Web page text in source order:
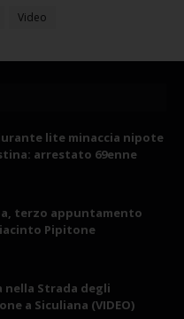
Video
lite minaccia nipote
arrestato 69enne
terzo appuntamento
Pipitone
nella Strada degli
a Siculiana (VIDEO)